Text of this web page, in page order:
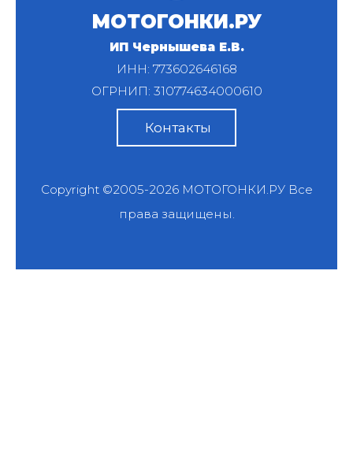
МОТОГОНКИ.РУ
ИП Чернышева Е.В.
ИНН: 773602646168
ОГРНИП: 310774634000610
Контакты
Copyright ©2005-2026 МОТОГОНКИ.РУВсе
права защищены.